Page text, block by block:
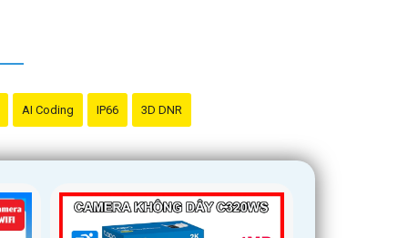
AI Coding IP66 3D DNR